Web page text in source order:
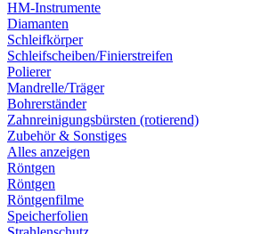
HM-Instrumente
Diamanten
Schleifkörper
Schleifscheiben/Finierstreifen
Polierer
Mandrelle/Träger
Bohrerständer
Zahnreinigungsbürsten (rotierend)
Zubehör & Sonstiges
Alles anzeigen
Röntgen
Röntgen
Röntgenfilme
Speicherfolien